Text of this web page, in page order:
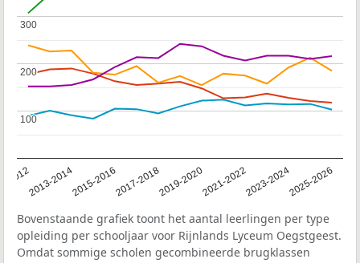
20122013-20142015-20162017-20182019-20202021-20222023-20242025-2026
100
100
200
200
300
300
Bovenstaande grafiek toont het aantal leerlingen per type
opleiding per schooljaar voor Rijnlands Lyceum Oegstgeest.
Omdat sommige scholen gecombineerde brugklassen